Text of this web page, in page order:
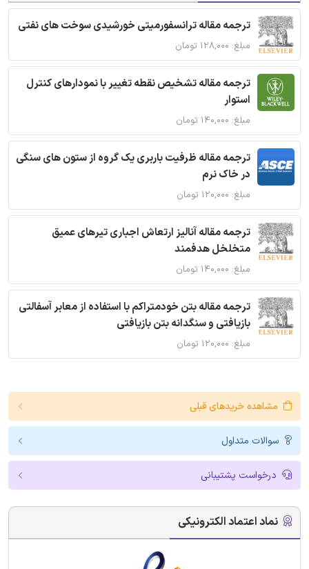
ترجمه مقاله ترانسفورمیتی خورشیدی سوخت های نفتی
مبلغ: ۱۲۸,۰۰۰ تومان
ترجمه مقاله تشخیص نقطه تغییر با نمودارهای کنترل
استوار
مبلغ: ۱۴۰,۰۰۰ تومان
ترجمه مقاله ظرفیت باربری یک گروه از ستون های سنگی
در خاک نرم
مبلغ: ۱۲۰,۰۰۰ تومان
ترجمه مقاله آنالیز ارتعاش اجباری تیرهای عمیق
متخلخل هدفمند
مبلغ: ۱۴۰,۰۰۰ تومان
ترجمه مقاله بتن خودمتراکم با استفاده از معابر آسفالتی
بازیافتی و سنگدانه بتن بازیافتی
مبلغ: ۱۲۰,۰۰۰ تومان
مشاهده خریدهای قبلی
سوالات متداول
درخواست پشتیبانی
نماد اعتماد الکترونیکی